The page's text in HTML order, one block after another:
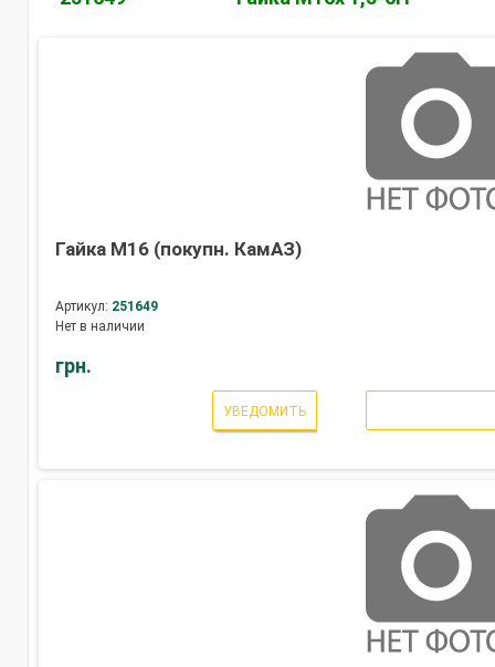
Гайка М16 (покупн. КамАЗ)
Артикул: 251649
Нет в наличии
грн.
УВЕДОМИТЬ